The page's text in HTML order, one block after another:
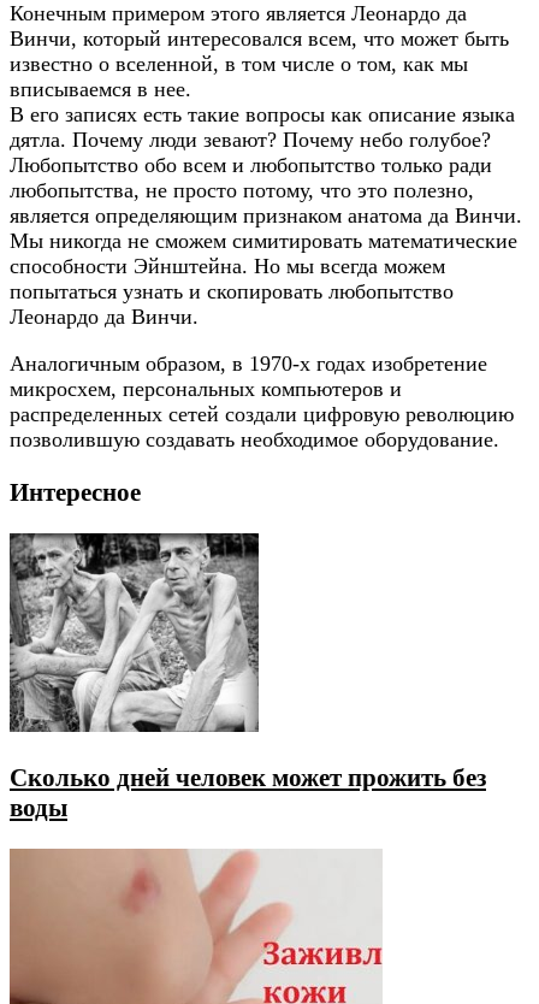
Конечным примером этого является Леонардо да
Винчи, который интересовался всем, что может быть
известно о вселенной, в том числе о том, как мы
вписываемся в нее.
В его записях есть такие вопросы как описание языка
дятла. Почему люди зевают? Почему небо голубое?
Любопытство обо всем и любопытство только ради
любопытства, не просто потому, что это полезно,
является определяющим признаком анатома да Винчи.
Мы никогда не сможем симитировать математические
способности Эйнштейна. Но мы всегда можем
попытаться узнать и скопировать любопытство
Леонардо да Винчи.
Аналогичным образом, в 1970-х годах изобретение
микросхем, персональных компьютеров и
распределенных сетей создали цифровую революцию
позволившую создавать необходимое оборудование.
Интересное
Сколько дней человек может прожить без
воды